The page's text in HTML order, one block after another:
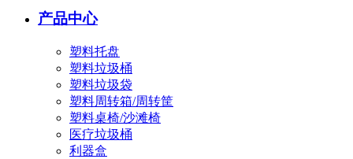
产品中心
塑料托盘
塑料垃圾桶
塑料垃圾袋
塑料周转箱/周转筐
塑料桌椅/沙滩椅
医疗垃圾桶
利器盒